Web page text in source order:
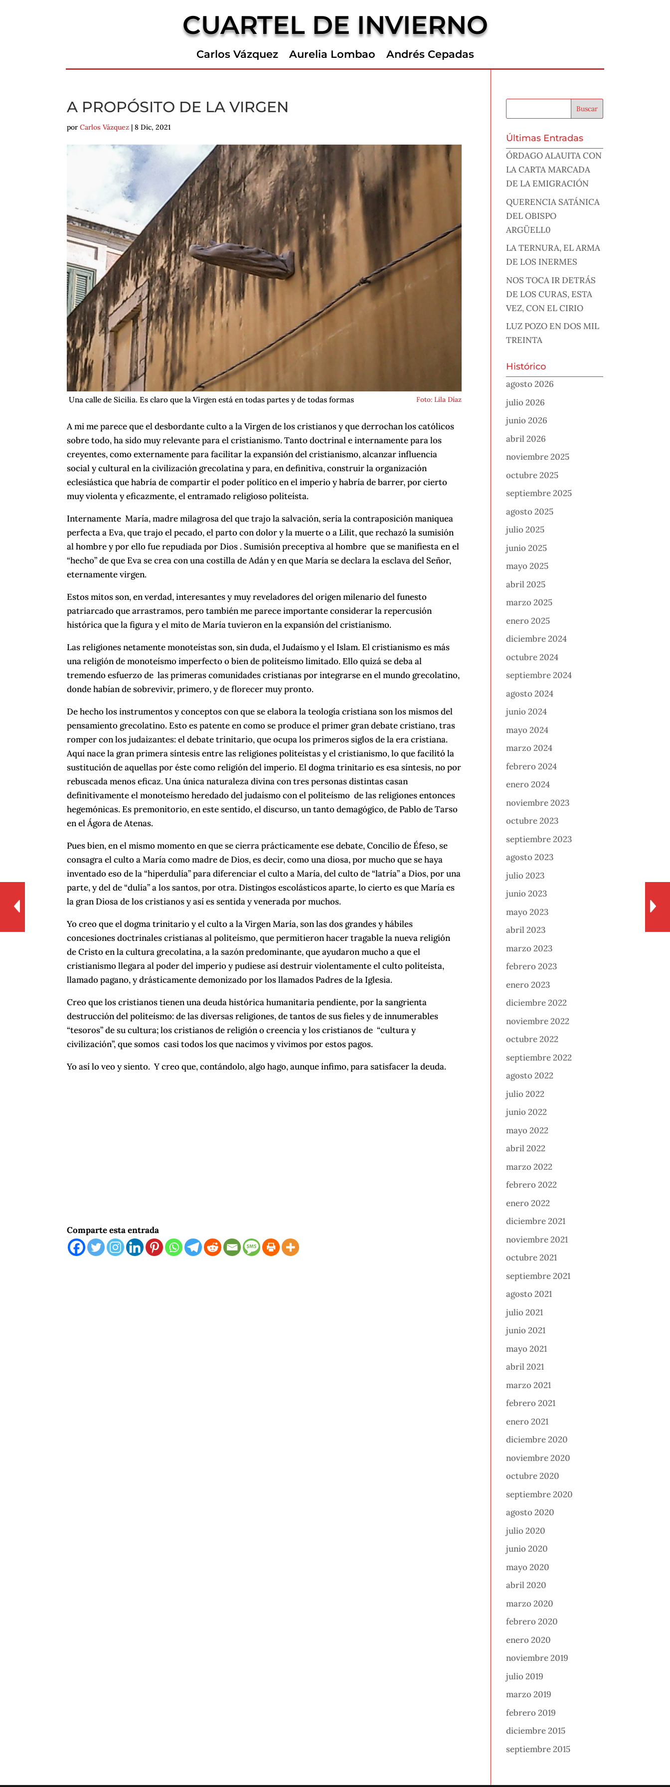
CUARTEL DE INVIERNO
Carlos Vázquez Aurelia Lombao Andrés Cepadas
A PROPÓSITO DE LA VIRGEN
porCarlos Vázquez |8 Dic, 2021
Una calle de Sicilia. Es claro que la Virgen está en todas partes y de todas formas Foto: Lila Díaz
A mi me parece que el desbordante culto a la Virgen de los cristianos y que derrochan los católicos
sobre todo, ha sido muy relevante para el cristianismo. Tanto doctrinal e internamente para los
creyentes, como externamente para facilitar la expansión del cristianismo, alcanzar influencia
social y cultural en la civilización grecolatina y para, en definitiva, construir la organización
eclesiástica que habría de compartir el poder político en el imperio y habría de barrer, por cierto
muy violenta y eficazmente, el entramado religioso politeísta.
Internamente María, madre milagrosa del que trajo la salvación, sería la contraposición maniquea
perfecta a Eva, que trajo el pecado, el parto con dolor y la muerte o a Lilit, que rechazó la sumisión
al hombre y por ello fue repudiada por Dios . Sumisión preceptiva al hombre que se manifiesta en el
“hecho” de que Eva se crea con una costilla de Adán y en que María se declara la esclava del Señor,
eternamente virgen.
Estos mitos son, en verdad, interesantes y muy reveladores del origen milenario del funesto
patriarcado que arrastramos, pero también me parece importante considerar la repercusión
histórica que la figura y el mito de María tuvieron en la expansión del cristianismo.
Las religiones netamente monoteístas son, sin duda, el Judaísmo y el Islam. El cristianismo es más
una religión de monoteísmo imperfecto o bien de politeísmo limitado. Ello quizá se deba al
tremendo esfuerzo de las primeras comunidades cristianas por integrarse en el mundo grecolatino,
donde habían de sobrevivir, primero, y de florecer muy pronto.
De hecho los instrumentos y conceptos con que se elabora la teología cristiana son los mismos del
pensamiento grecolatino. Esto es patente en como se produce el primer gran debate cristiano, tras
romper con los judaizantes: el debate trinitario, que ocupa los primeros siglos de la era cristiana.
Aquí nace la gran primera síntesis entre las religiones politeístas y el cristianismo, lo que facilitó la
sustitución de aquellas por éste como religión del imperio. El dogma trinitario es esa síntesis, no por
rebuscada menos eficaz. Una única naturaleza divina con tres personas distintas casan
definitivamente el monoteísmo heredado del judaísmo con el politeísmo de las religiones entonces
hegemónicas. Es premonitorio, en este sentido, el discurso, un tanto demagógico, de Pablo de Tarso
en el Ágora de Atenas.
Pues bien, en el mismo momento en que se cierra prácticamente ese debate, Concilio de Éfeso, se
consagra el culto a María como madre de Dios, es decir, como una diosa, por mucho que se haya
inventado eso de la “hiperdulía” para diferenciar el culto a María, del culto de “latría” a Dios, por una
parte, y del de “dulía” a los santos, por otra. Distingos escolásticos aparte, lo cierto es que María es
la gran Diosa de los cristianos y así es sentida y venerada por muchos.
Yo creo que el dogma trinitario y el culto a la Virgen María, son las dos grandes y hábiles
concesiones doctrinales cristianas al politeísmo, que permitieron hacer tragable la nueva religión
de Cristo en la cultura grecolatina, a la sazón predominante, que ayudaron mucho a que el
cristianismo llegara al poder del imperio y pudiese así destruir violentamente el culto politeísta,
llamado pagano, y drásticamente demonizado por los llamados Padres de la Iglesia.
Creo que los cristianos tienen una deuda histórica humanitaria pendiente, por la sangrienta
destrucción del politeísmo: de las diversas religiones, de tantos de sus fieles y de innumerables
“tesoros” de su cultura; los cristianos de religión o creencia y los cristianos de “cultura y
civilización”, que somos casi todos los que nacimos y vivimos por estos pagos.
Yo así lo veo y siento. Y creo que, contándolo, algo hago, aunque ínfimo, para satisfacer la deuda.
Comparte esta entrada
Últimas Entradas
ÓRDAGO ALAUITA CON
LA CARTA MARCADA
DE LA EMIGRACIÓN
QUERENCIA SATÁNICA
DEL OBISPO
ARGÜELL0
LA TERNURA, EL ARMA
DE LOS INERMES
NOS TOCA IR DETRÁS
DE LOS CURAS, ESTA
VEZ, CON EL CIRIO
LUZ POZO EN DOS MIL
TREINTA
Histórico
agosto 2026
julio 2026
junio 2026
abril 2026
noviembre 2025
octubre 2025
septiembre 2025
agosto 2025
julio 2025
junio 2025
mayo 2025
abril 2025
marzo 2025
enero 2025
diciembre 2024
octubre 2024
septiembre 2024
agosto 2024
junio 2024
mayo 2024
marzo 2024
febrero 2024
enero 2024
noviembre 2023
octubre 2023
septiembre 2023
agosto 2023
julio 2023
junio 2023
mayo 2023
abril 2023
marzo 2023
febrero 2023
enero 2023
diciembre 2022
noviembre 2022
octubre 2022
septiembre 2022
agosto 2022
julio 2022
junio 2022
mayo 2022
abril 2022
marzo 2022
febrero 2022
enero 2022
diciembre 2021
noviembre 2021
octubre 2021
septiembre 2021
agosto 2021
julio 2021
junio 2021
mayo 2021
abril 2021
marzo 2021
febrero 2021
enero 2021
diciembre 2020
noviembre 2020
octubre 2020
septiembre 2020
agosto 2020
julio 2020
junio 2020
mayo 2020
abril 2020
marzo 2020
febrero 2020
enero 2020
noviembre 2019
julio 2019
marzo 2019
febrero 2019
diciembre 2015
septiembre 2015